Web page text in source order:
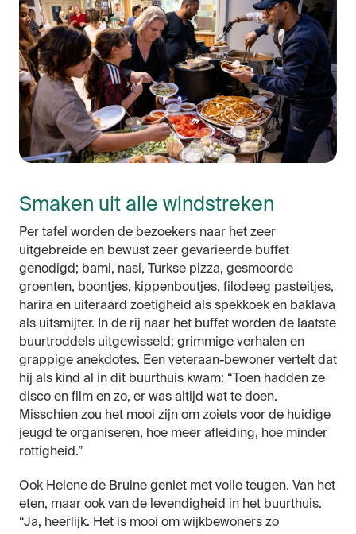
Smaken uit alle windstreken
Per tafel worden de bezoekers naar het zeer
uitgebreide en bewust zeer gevarieerde buffet
genodigd; bami, nasi, Turkse pizza, gesmoorde
groenten, boontjes, kippenboutjes, filodeeg pasteitjes,
harira en uiteraard zoetigheid als spekkoek en baklava
als uitsmijter. In de rij naar het buffet worden de laatste
buurtroddels uitgewisseld; grimmige verhalen en
grappige anekdotes. Een veteraan-bewoner vertelt dat
hij als kind al in dit buurthuis kwam: “Toen hadden ze
disco en film en zo, er was altijd wat te doen.
Misschien zou het mooi zijn om zoiets voor de huidige
jeugd te organiseren, hoe meer afleiding, hoe minder
rottigheid.”
Ook Helene de Bruine geniet met volle teugen. Van het
eten, maar ook van de levendigheid in het buurthuis.
“Ja, heerlijk. Het is mooi om wijkbewoners zo